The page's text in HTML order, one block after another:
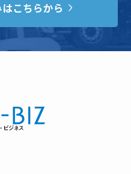
こちらから